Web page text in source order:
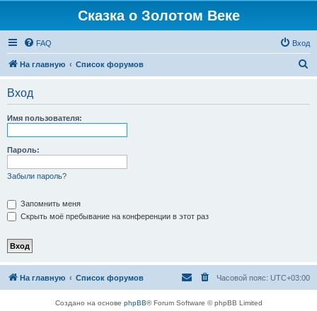
Сказка о Золотом Веке
FAQ Вход
На главную Список форумов
Вход
Имя пользователя:
Пароль:
Забыли пароль?
Запомнить меня
Скрыть моё пребывание на конференции в этот раз
На главную Список форумов Часовой пояс: UTC+03:00
Создано на основе phpBB® Forum Software © phpBB Limited